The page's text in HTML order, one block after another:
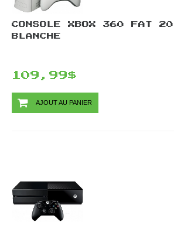
CONSOLE XBOX 360 FAT
BLANCHE
109,99$
AJOUT AU PANIER